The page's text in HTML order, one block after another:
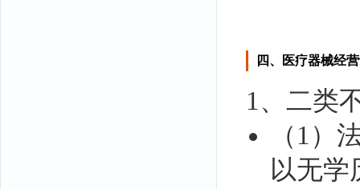
四、医疗器械经
1、二类
（1）
以无学